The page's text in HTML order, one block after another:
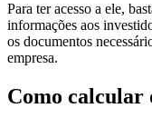
Para ter acesso a ele,
informações aos
os documentos
empresa.
Como